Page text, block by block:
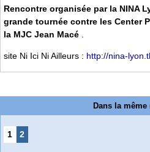
Rencontre organisée par la NINA
grande tournée contre les Center
la MJC Jean Macé
site Ni Ici Ni Ailleurs : http://nina-
Dans la
1 2